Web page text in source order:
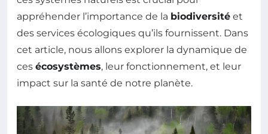
appréhender l’importance de la biodiversité et
des services écologiques qu’ils fournissent. Dans
cet article, nous allons explorer la dynamique de
ces écosystèmes, leur fonctionnement, et leur
impact sur la santé de notre planète.